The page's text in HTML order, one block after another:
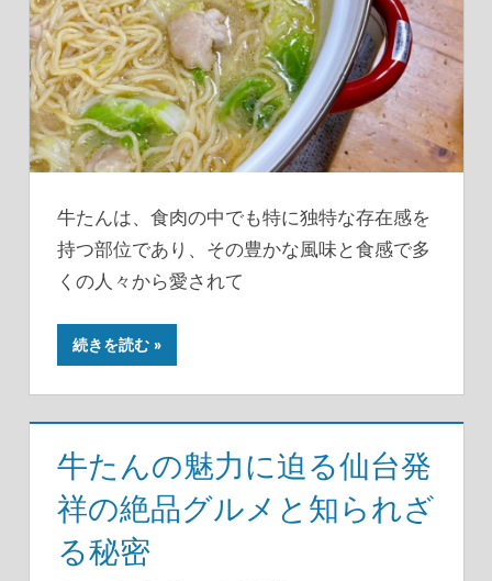
牛たんは、食肉の中でも特に独特な存在感を
持つ部位であり、その豊かな風味と食感で多
くの人々から愛されて
続きを読む
牛たんの魅力に迫る仙台発
祥の絶品グルメと知られざ
る秘密